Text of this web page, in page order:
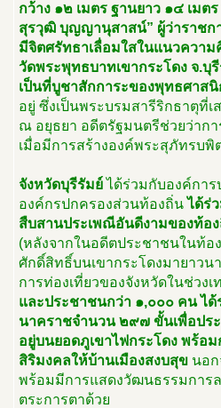
กว้าง ๑๒ เมตร ฐานยาว ๑๔ เม
สุรวุฒิ บุญญานุสาสน์” ผู้ว่าราชก
มีจิตศรัทธาเลื่อมใสในแนวควา
วัดพระพุทธบาทเขากระโดง จ.บุ
เป็นที่บูชาสักการะของพุทธศาส
อยู่ ซึ่งเป็นพระบรมสารีริกธาตุที่
ณ อยุธยา อดีตรัฐมนตรีช่วยว่าก
เมื่อมีการสร้างองค์พระสุภัทรบพิ
จังหวัดบุรีรัมย์ได้ร่วมกับองค์กา
องค์กรปกครองส่วนท้องถิ่นได้ร่
สืบสานประเพณีอันดีงามของท้อ
(หลังจากในอดีตประชาชนในท้อ
ศักดิ์สิทธิ์บนเขากระโดงมายาวน
การท่องเที่ยวของจังหวัดในช่วง
และประชาชนกว่า ๑,๐๐๐ คน ไ
นาคราชจำนวน ๒๙๗ ขั้นเพื่อปร
อยู่บนยอดภูเขาไฟกระโดง พร้อ
สิริมงคลให้บ้านเมืองสงบสุข นอก
พร้อมมีการแสดงวัฒนธรรมการล
ตระการตาด้วย